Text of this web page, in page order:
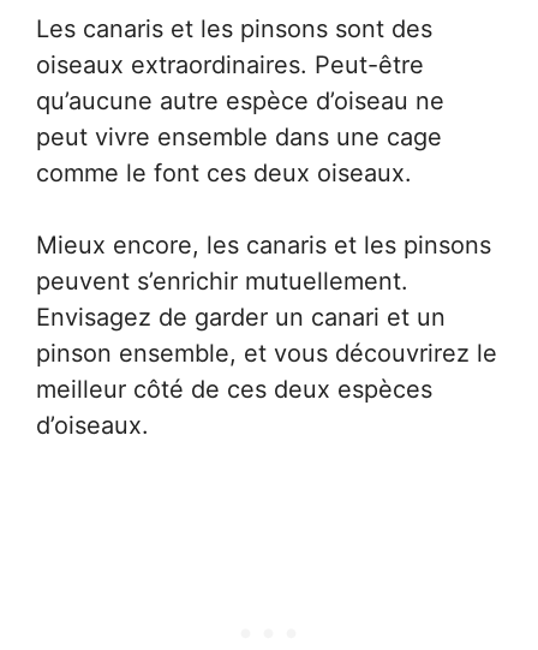
Les canaris et les pinsons sont des
oiseaux extraordinaires. Peut-être
qu’aucune autre espèce d’oiseau ne
peut vivre ensemble dans une cage
comme le font ces deux oiseaux.
Mieux encore, les canaris et les pinsons
peuvent s’enrichir mutuellement.
Envisagez de garder un canari et un
pinson ensemble, et vous découvrirez le
meilleur côté de ces deux espèces
d’oiseaux.